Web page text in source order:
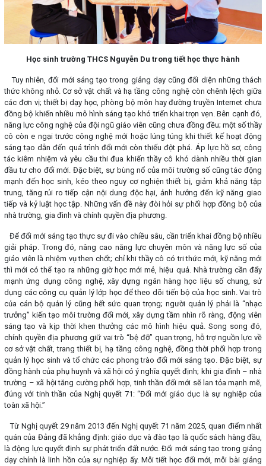
Học sinh trường THCS Nguyễn Du trong tiết học thực hành
Tuy nhiên, đổi mới sáng tạo trong giảng dạy cũng đối diện những thách
thức không nhỏ. Cơ sở vật chất và hạ tầng công nghệ còn chênh lệch giữa
các đơn vị; thiết bị dạy học, phòng bộ môn hay đường truyền Internet chưa
đồng bộ khiến nhiều mô hình sáng tạo khó triển khai trọn vẹn. Bên cạnh đó,
năng lực công nghệ của đội ngũ giáo viên cũng chưa đồng đều; một số thầy
cô còn e ngại trước công nghệ mới hoặc lúng túng khi thiết kế hoạt động
sáng tạo dẫn đến quá trình đổi mới còn thiếu đột phá. Áp lực hồ sơ, công
tác kiêm nhiệm và yêu cầu thi đua khiến thầy cô khó dành nhiều thời gian
đầu tư cho đổi mới. Đặc biệt, sự bùng nổ của môi trường số cũng tác động
mạnh đến học sinh, kéo theo nguy cơ nghiện thiết bị, giảm khả năng tập
trung, tăng rủi ro tiếp cận nội dung độc hại, ảnh hưởng đến kỹ năng giao
tiếp và kỷ luật học tập. Những vấn đề này đòi hỏi sự phối hợp đồng bộ của
nhà trường, gia đình và chính quyền địa phương.
Để đổi mới sáng tạo thực sự đi vào chiều sâu, cần triển khai đồng bộ nhiều
giải pháp. Trong đó, nâng cao năng lực chuyên môn và năng lực số của
giáo viên là nhiệm vụ then chốt; chỉ khi thầy cô có tri thức mới, kỹ năng mới
thì mới có thể tạo ra những giờ học mới mẻ, hiệu quả. Nhà trường cần đẩy
mạnh ứng dụng công nghệ, xây dựng ngân hàng học liệu số chung, sử
dụng các công cụ quản lý lớp học để theo dõi tiến bộ của học sinh. Vai trò
của cán bộ quản lý cũng hết sức quan trọng; người quản lý phải là “nhạc
trưởng” kiến tạo môi trường đổi mới, xây dựng tầm nhìn rõ ràng, động viên
sáng tạo và kịp thời khen thưởng các mô hình hiệu quả. Song song đó,
chính quyền địa phương giữ vai trò “bệ đỡ” quan trọng, hỗ trợ nguồn lực về
cơ sở vật chất, trang thiết bị, hạ tầng công nghệ, đồng thời phối hợp trong
quản lý học sinh và tổ chức các phong trào đổi mới sáng tạo. Đặc biệt, sự
đồng hành của phụ huynh và xã hội có ý nghĩa quyết định; khi gia đình – nhà
trường – xã hội tăng cường phối hợp, tinh thần đổi mới sẽ lan tỏa mạnh mẽ,
đúng với tinh thần của Nghị quyết 71: “Đổi mới giáo dục là sự nghiệp của
toàn xã hội.”
Từ Nghị quyết 29 năm 2013 đến Nghị quyết 71 năm 2025, quan điểm nhất
quán của Đảng đã khẳng định: giáo dục và đào tạo là quốc sách hàng đầu,
là động lực quyết định sự phát triển đất nước. Đổi mới sáng tạo trong giảng
dạy chính là linh hồn của sự nghiệp ấy. Mỗi tiết học đổi mới, mỗi bài giảng